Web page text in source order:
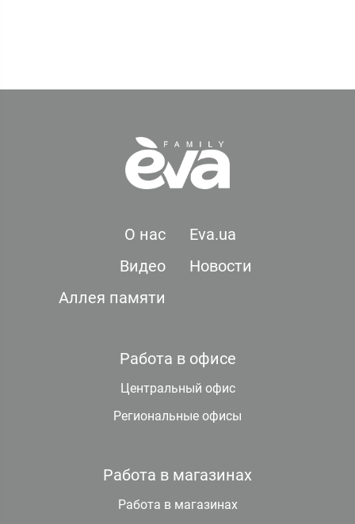
О нас
Eva.ua
Видео
Новости
Аллея памяти
Работа в офисе
Центральный офис
Региональные офисы
Работа в магазинах
Работа в магазинах